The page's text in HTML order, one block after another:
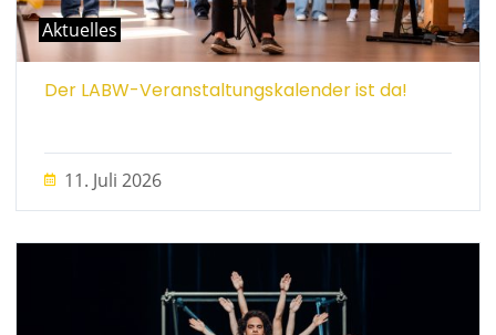
Aktuelles
Der LABW-Veranstaltungskalender ist da!
11. Juli 2026